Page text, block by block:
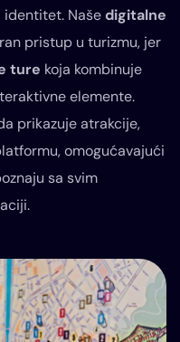
identitet. Našedigitalne
pristup u turizmu, jer
ture koja kombinuje
elemente.
prikazuje atrakcije,
omogućavajući
sa svim